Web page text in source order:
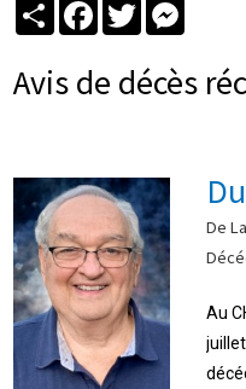
PartagerFacebook
Twitter
Avis de décès
De
Au